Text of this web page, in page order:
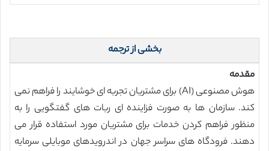
بخشی از ترجمه
مقدمه
هوش مصنوعی (AI) برای مشتریان تجربه ای خوشایند را فراهم نمی
کند. سازمان ها به صورت فزاینده ای ربات های گفتگویی را به
منظور فراهم کردن خدمات برای مشتریان مورد استفاده قرار می
دهند. فرودگاه های سراسر جهان در اندرویدهای موبایلی سرمایه